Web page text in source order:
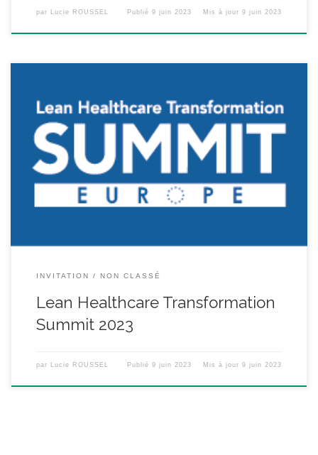
par Lucie ROUSSEL Publié9 juin 2023 Mis à jour9 juin 2023
C’est grâce notamment à Jean-Charles WALCH, responsable
Amélioration Continue et Lean Manager au CHU Dijon, et membre
depuis de nombreuses années de l’ANIORH que nous vous
convions au Lean Healthcare Transformation Summit 2023 qui
aura lieu cette année du 4 au 6 octobre à Lille. Vous pouvez
consulter le programme […]
INVITATION NON CLASSÉ
Lean Healthcare Transformation
Summit 2023
par Lucie ROUSSEL Publié9 juin 2023 Mis à jour9 juin 2023